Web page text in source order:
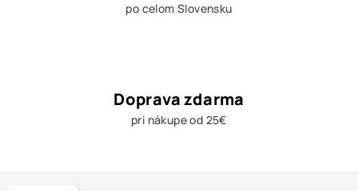
po celom Slovensku
Doprava zdarma
pri nákupe od 25€